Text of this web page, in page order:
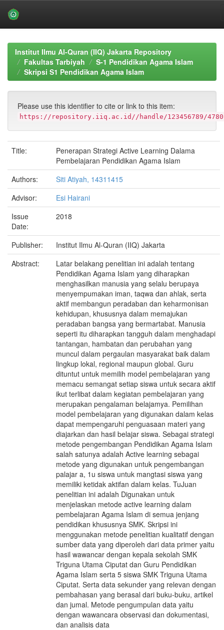
navigationInstitut Ilmu Al-Quran (IIQ) Jakarta Repository
Fakultas Tarbiyah
S-1 Pendidikan Agama Islam
Skripsi S1 Pendidikan Agama Islam
Please use this identifier to cite or link to this item:
https://repository.iiq.ac.id//handle/123456789/4780
Title:
Penerapan Strategi Active Learning Dalama
Pembelajaran Pendidikan Agama Islam
Authors:
Siti Atiyah, 14311415
Advisor:
Esi Hairani
Issue
Date:
2018
Publisher:
Institut Ilmu Al-Quran (IIQ) Jakarta
Abstract:
Latar belakang penelitian ini adalah tentang
Pendidikan Agama Islam yang diharapkan
menghasilkan manusia yang selalu berupaya
menyempumakan iman, taqwa dan ahlak, serta
aktif membangun peradaban dan keharmonisan
kehidupan, khususnya dalam memajukan
peradaban bangsa yang bermartabat. Manusia
seperti itu diharapkan tangguh dalam menghadapi
tantangan, hambatan dan perubahan yang
muncul dalam pergaulan masyarakat baik dalam
lingkup lokal, regional maupun global. Guru
dituntut untuk memilih model pembelajaran yang
memacu semangat setiap siswa untuk secara aktif
ikut terlibat dalam kegiatan pembelajaran yang
merupakan pengalaman belajamya. Pemilihan
model pembelajaran yang digunakan dalam kelas
dapat mempengaruhi penguasaan materi yang
diajarkan dan hasil belajar siswa. Sebagai strategi
metode pengembangan Pendidikan Agama Islam
salah satunya adalah Active learning sebagai
metode yang digunakan untuk pengembangan
palajar a, 1u siswa untuk mangtasi siswa yang
memiliki ketidak aktifan dalam kelas. TuJuan
penelitian ini adalah Digunakan untuk
menjelaskan metode active learning dalam
pembelajaran Agama Islam di semua jenjang
pendidikan khususnya SMK. Skripsi ini
menggunakan metode penelitian kualitatif dengan
sumber data yang diperoleh dari data primer yaitu
hasil wawancar dengan kepala sekolah SMK
Triguna Utama Ciputat dan Guru Pendidikan
Agama Islam serta 5 siswa SMK Triguna Utama
Ciputat. Serta data sekunder yang relevan dengan
pembahasan yang berasal dari buku-buku, artikel
dan jumal. Metode pengumpulan data yaitu
dengan wawancara observasi dan dokumentasi,
dan analisis data